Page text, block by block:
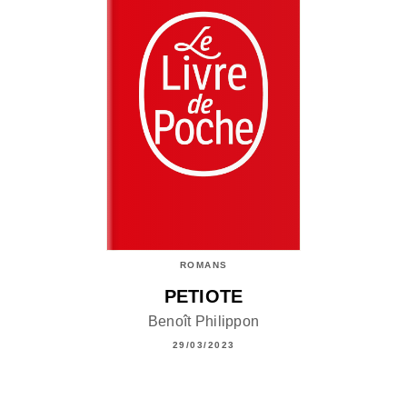
ROMANS
PETIOTE
Benoît Philippon
29/03/2023